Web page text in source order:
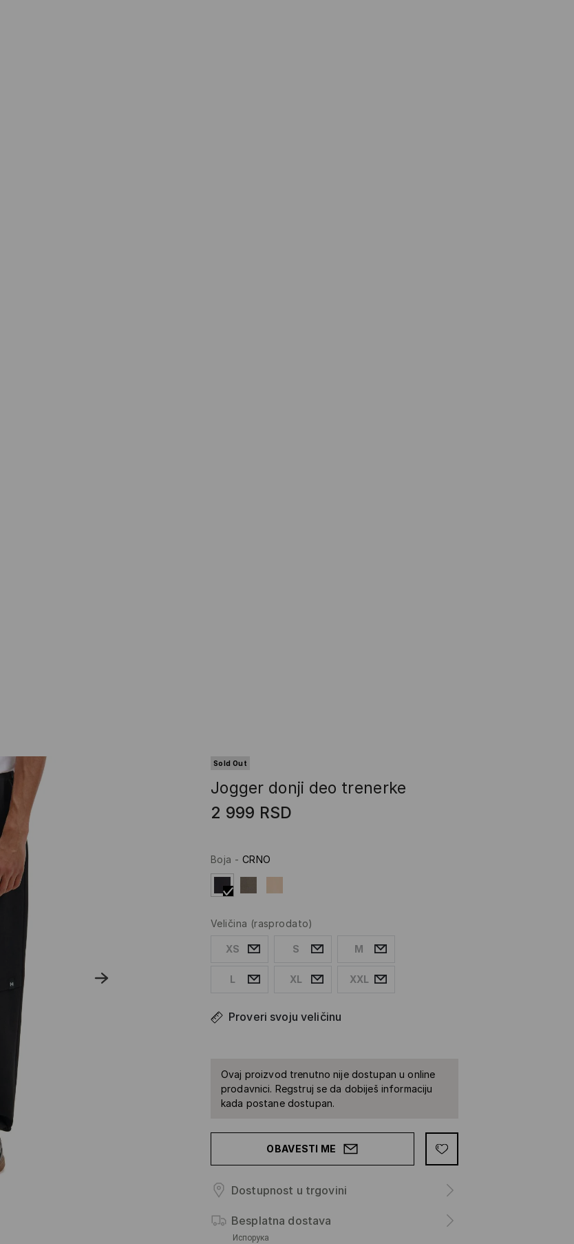
Sold Out
Jogger donji deo trenerke
2 999 RSD
Boja - CRNO
Veličina (rasprodato)
XS S M
L XL XXL
Proveri svoju veličinu
Ovaj proizvod trenutno nije dostupan u online
prodavnici. Regstruj se da dobiješ informaciju
kada postane dostupan.
OBAVESTI ME
Dostupnost u trgovini
Besplatna dostava
Испорука